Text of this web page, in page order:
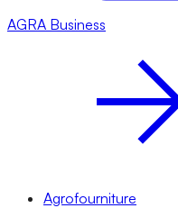
AGRA Business
Agrofourniture